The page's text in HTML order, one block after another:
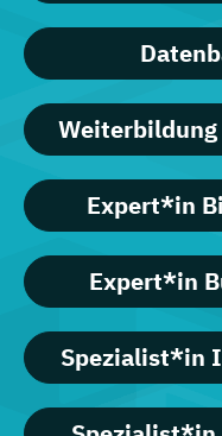
Expert*in
Expert*in
Spezialist*in